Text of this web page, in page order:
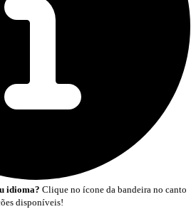
idioma? Clique no ícone da bandeira no canto
disponíveis!